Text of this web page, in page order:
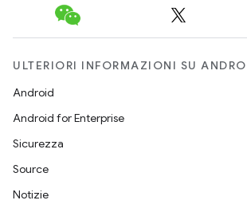
ULTERIORI INFORMAZIONI SU
Android
Android for Enterprise
Sicurezza
Source
Notizie